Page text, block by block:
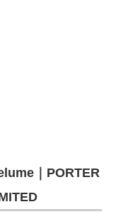
｜PORTER